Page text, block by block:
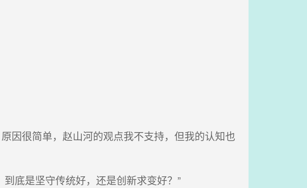
因很简单，赵山河的观点我不支持，但我的认知也
底是坚守传统好，还是创新求变好？”